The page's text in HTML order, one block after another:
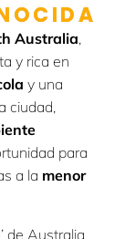
Australia,
y rica en
y una
ciudad,
para
a la menor
de Australia